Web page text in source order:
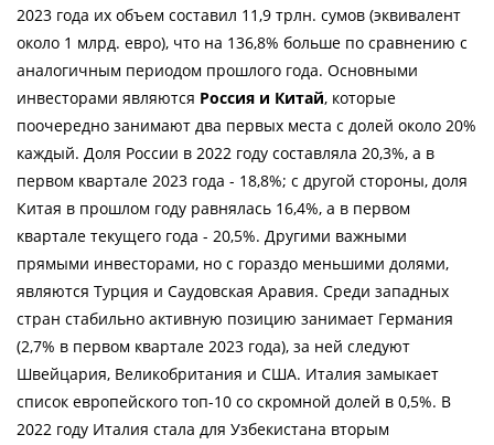
2023 года их объем составил 11,9 трлн. сумов (эквивалент
около 1 млрд. евро), что на 136,8% больше по сравнению с
аналогичным периодом прошлого года. Основными
инвесторами являются Россия и Китай, которые
поочередно занимают два первых места с долей около 20%
каждый. Доля России в 2022 году составляла 20,3%, а в
первом квартале 2023 года - 18,8%; с другой стороны, доля
Китая в прошлом году равнялась 16,4%, а в первом
квартале текущего года - 20,5%. Другими важными
прямыми инвесторами, но с гораздо меньшими долями,
являются Турция и Саудовская Аравия. Среди западных
стран стабильно активную позицию занимает Германия
(2,7% в первом квартале 2023 года), за ней следуют
Швейцария, Великобритания и США. Италия замыкает
список европейского топ-10 со скромной долей в 0,5%. В
2022 году Италия стала для Узбекистана вторым